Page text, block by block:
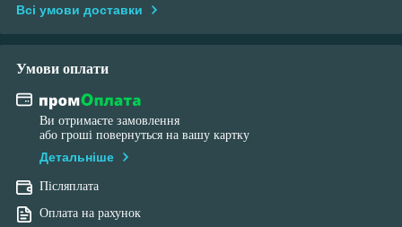
Всі умови доставки
Умови оплати
Ви отримаєте замовлення
або гроші повернуться на вашу картку
Детальніше
Післяплата
Оплата на рахунок